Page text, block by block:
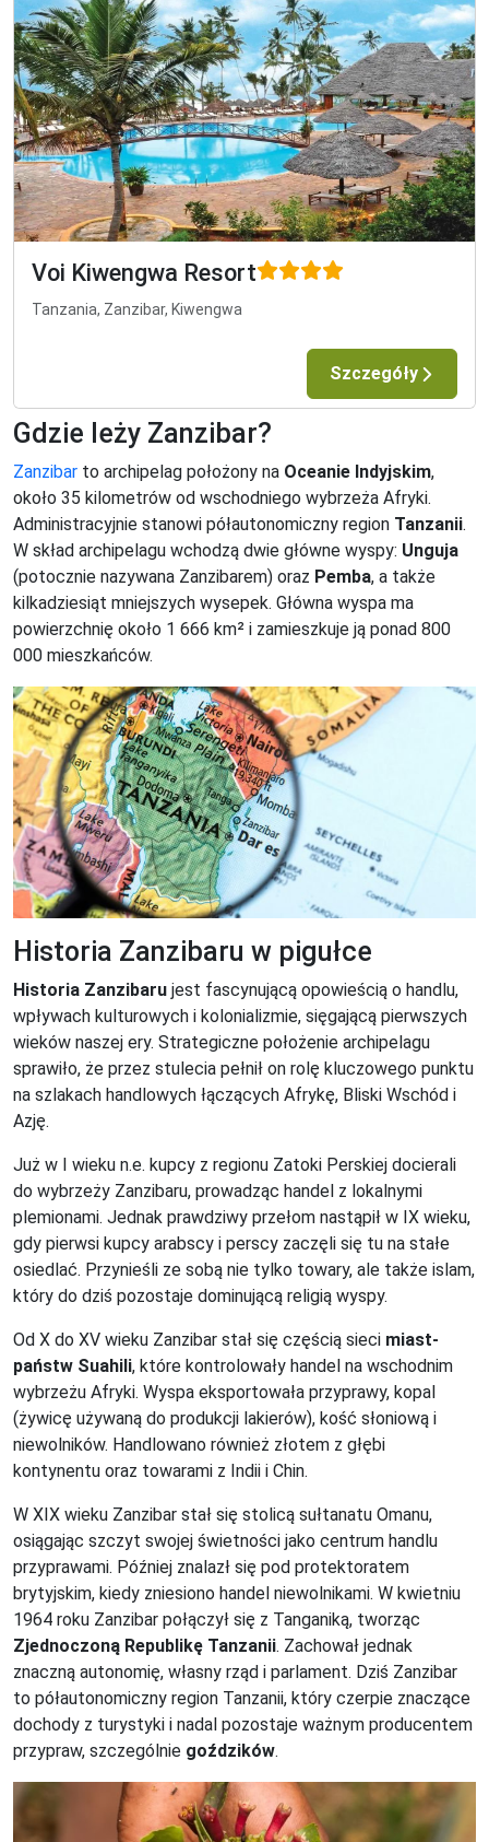
Voi Kiwengwa Resort
Tanzania, Zanzibar, Kiwengwa
Szczegóły
Gdzie leży Zanzibar?
Zanzibar to archipelag położony na Oceanie Indyjskim,
około 35 kilometrów od wschodniego wybrzeża Afryki.
Administracyjnie stanowi półautonomiczny region Tanzanii.
W skład archipelagu wchodzą dwie główne wyspy: Unguja
(potocznie nazywana Zanzibarem) oraz Pemba, a także
kilkadziesiąt mniejszych wysepek. Główna wyspa ma
powierzchnię około 1 666 km² i zamieszkuje ją ponad 800
000 mieszkańców.
Historia Zanzibaru w pigułce
Historia Zanzibaru jest fascynującą opowieścią o handlu,
wpływach kulturowych i kolonializmie, sięgającą pierwszych
wieków naszej ery. Strategiczne położenie archipelagu
sprawiło, że przez stulecia pełnił on rolę kluczowego punktu
na szlakach handlowych łączących Afrykę, Bliski Wschód i
Azję.
Już w I wieku n.e. kupcy z regionu Zatoki Perskiej docierali
do wybrzeży Zanzibaru, prowadząc handel z lokalnymi
plemionami. Jednak prawdziwy przełom nastąpił w IX wieku,
gdy pierwsi kupcy arabscy i perscy zaczęli się tu na stałe
osiedlać. Przynieśli ze sobą nie tylko towary, ale także islam,
który do dziś pozostaje dominującą religią wyspy.
Od X do XV wieku Zanzibar stał się częścią sieci miast-
państw Suahili, które kontrolowały handel na wschodnim
wybrzeżu Afryki. Wyspa eksportowała przyprawy, kopal
(żywicę używaną do produkcji lakierów), kość słoniową i
niewolników. Handlowano również złotem z głębi
kontynentu oraz towarami z Indii i Chin.
W XIX wieku Zanzibar stał się stolicą sułtanatu Omanu,
osiągając szczyt swojej świetności jako centrum handlu
przyprawami. Później znalazł się pod protektoratem
brytyjskim, kiedy zniesiono handel niewolnikami. W kwietniu
1964 roku Zanzibar połączył się z Tanganiką, tworząc
Zjednoczoną Republikę Tanzanii. Zachował jednak
znaczną autonomię, własny rząd i parlament. Dziś Zanzibar
to półautonomiczny region Tanzanii, który czerpie znaczące
dochody z turystyki i nadal pozostaje ważnym producentem
przypraw, szczególnie goździków.